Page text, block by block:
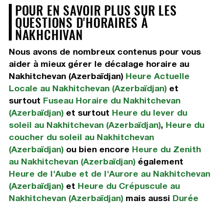
POUR EN SAVOIR PLUS SUR LES
QUESTIONS D'HORAIRES À
NAKHCHIVAN
Nous avons de nombreux contenus pour vous
aider à mieux gérer le décalage horaire au
Nakhitchevan (Azerbaïdjan) Heure Actuelle
Locale au Nakhitchevan (Azerbaïdjan)et
surtout Fuseau Horaire du Nakhitchevan
(Azerbaïdjan)et surtout Heure du lever du
soleil au Nakhitchevan (Azerbaïdjan), Heure du
coucher du soleil au Nakhitchevan
(Azerbaïdjan)ou bien encore Heure du Zenith
au Nakhitchevan (Azerbaïdjan)également
Heure de l'Aube et de l'Aurore au Nakhitchevan
(Azerbaïdjan)et Heure du Crépuscule au
Nakhitchevan (Azerbaïdjan)mais aussi Durée